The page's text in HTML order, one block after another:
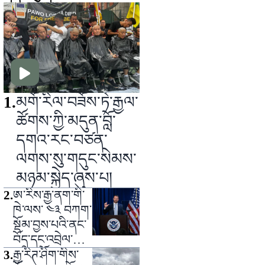
1.མགོ་རིལ་བཟོས་ཏེ་རྒྱལ་
ཚོགས་ཀྱི་མདུན་བློ་
དགའ་རང་བཙན་
ལགས་སུ་གདུང་སེམས་
མཉམ་སྐྱེད་ཞུས་པ།
2.ཨ་རིས་རྒྱ་ནག་གི་
ཁེ་ལས་ ༤༣ བཀག་
སྡོམ་བྱས་པའི་ནང་
བོད་དང་འབྲེལ་ཡོད་
གཉིས་ཡོད་འདུག
3.རྒྱ་རིཊ་ཤིག་གིས་